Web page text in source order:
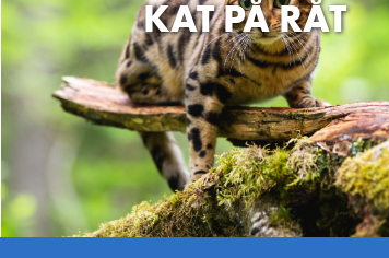
MiniZoo Vanløse ApS
Vanløse Torv 1 - Kronen
Butikscenter, 2720 København,
Danmark
Agroland Snejbjerg
Snerlundvej 2, Snejbjerg 7400
Herning, Danmark
KAT PÅ RÅT